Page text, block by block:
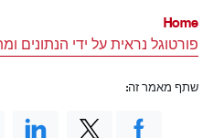
Home
פורטוגל נראית על ידי הנתונים
שתף מאמר זה: